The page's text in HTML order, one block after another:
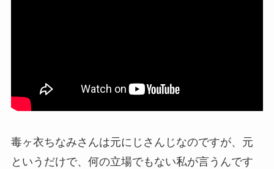
毒ヶ衣ちなみさんは元にじさんじなのですが、元
というだけで、 何の立場でもない私が言うんです